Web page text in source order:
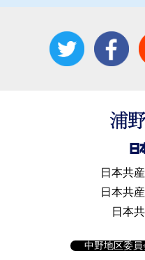
日本共
日本共
日本
中野地区委員